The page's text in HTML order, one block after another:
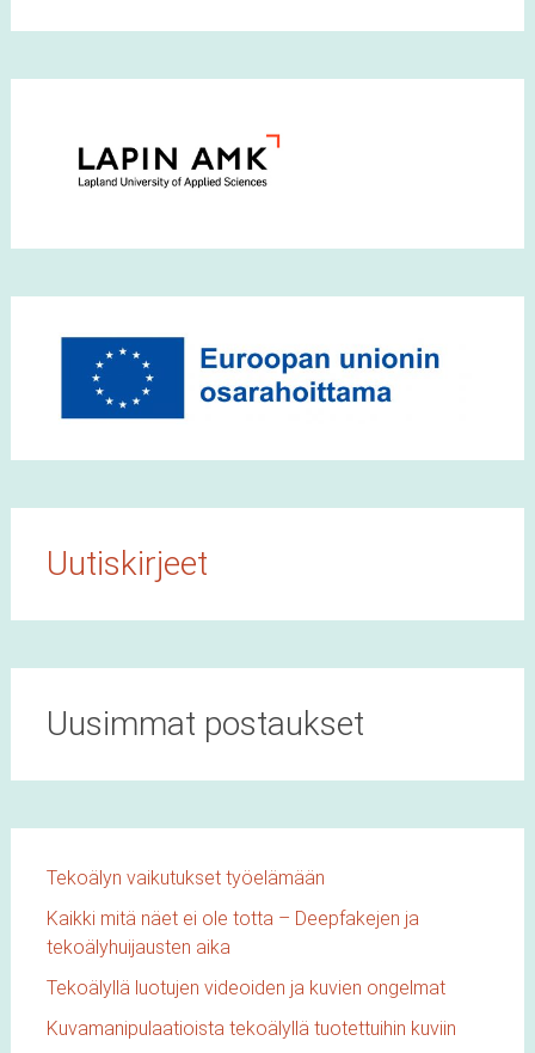
Uutiskirjeet
Uusimmat postaukset
Tekoälyn vaikutukset työelämään
Kaikki mitä näet ei ole totta – Deepfakejen ja
tekoälyhuijausten aika
Tekoälyllä luotujen videoiden ja kuvien ongelmat
Kuvamanipulaatioista tekoälyllä tuotettuihin kuviin